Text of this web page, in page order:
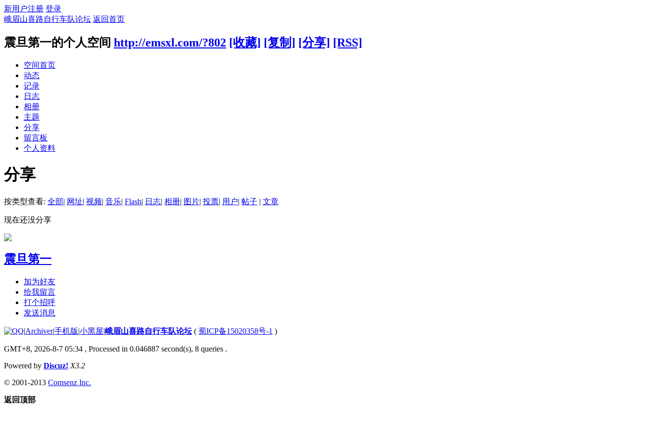
新用户注册 登录
峨眉山喜路自行车队论坛 返回首页
震旦第一的个人空间 http://emsxl.com/?802 [收藏] [复制] [分享] [RSS]
空间首页
动态
记录
日志
相册
主题
分享
留言板
个人资料
分享
按类型查看: 全部| 网址| 视频| 音乐| Flash| 日志| 相册| 图片| 投票| 用户| 帖子 | 文章
现在还没分享
震旦第一
加为好友
给我留言
打个招呼
发送消息
|Archiver|手机版|小黑屋|峨眉山喜路自行车队论坛( 蜀ICP备15020358号-1 )
GMT+8, 2026-8-7 05:34 , Processed in 0.046887 second(s), 8 queries .
Powered by Discuz! X3.2
© 2001-2013 Comsenz Inc.
返回顶部